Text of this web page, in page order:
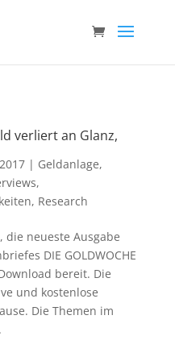
verliert an Glanz,
| Geldanlage,
,
, Research
die neueste Ausgabe
DIE GOLDWOCHE
bereit. Die
und kostenlose
Die Themen im